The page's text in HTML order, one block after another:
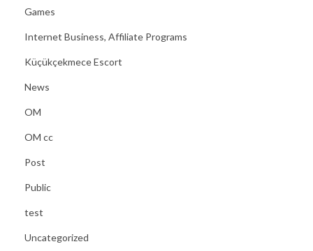
Games
Internet Business, Affiliate Programs
Küçükçekmece Escort
News
OM
OM cc
Post
Public
test
Uncategorized